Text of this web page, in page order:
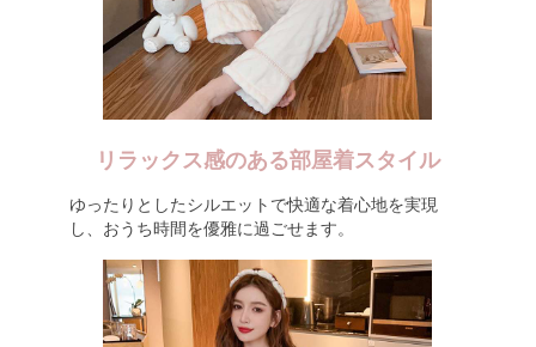
リラックス感のある部屋着スタイル
ゆったりとしたシルエットで快適な着心地を実現
し、おうち時間を優雅に過ごせます。